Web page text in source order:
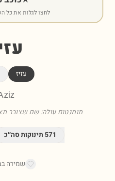
לחצו לגלות את כל
עזיז
מומנטום עולה: שם שצובר
571תינוקות סה״כ
שמירה